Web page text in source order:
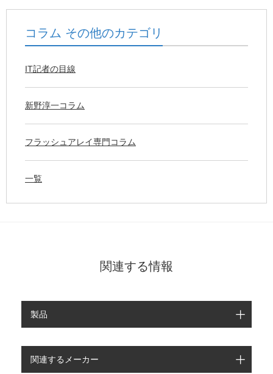
コラム その他のカテゴリ
IT記者の目線
新野淳一コラム
フラッシュアレイ専門コラム
一覧
関連する情報
製品
関連するメーカー